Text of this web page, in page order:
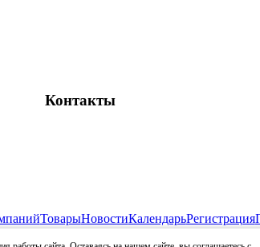
Контакты
ТоварыНовостиКалендарьРегистрация